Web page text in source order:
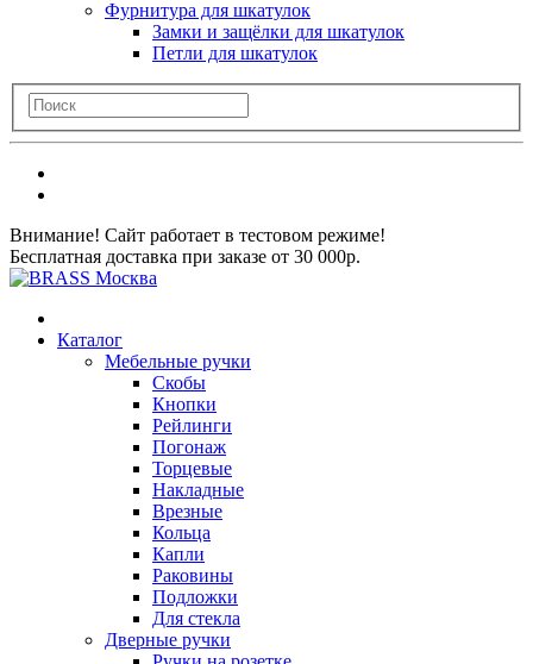
Фурнитура для шкатулок
Замки и защёлки для шкатулок
Петли для шкатулок
Внимание! Сайт работает в тестовом режиме!
Бесплатная доставка при заказе от 30 000р.
Каталог
Мебельные ручки
Скобы
Кнопки
Рейлинги
Погонаж
Торцевые
Накладные
Врезные
Кольца
Капли
Раковины
Подложки
Для стекла
Дверные ручки